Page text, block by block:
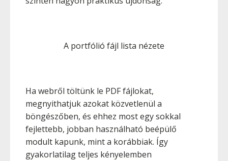
A portfólió fájl lista nézete
Ha webről töltünk le PDF fájlokat,
megnyithatjuk azokat közvetlenül a
böngészőben, és ehhez most egy sokkal
fejlettebb, jobban használható beépülő
modult kapunk, mint a korábbiak. Így
gyakorlatilag teljes kényelemben